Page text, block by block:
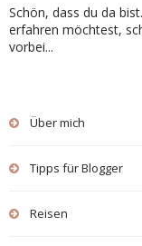
Schön, dass du da
erfahren möchtest,
vorbei...
Über mich
Tipps für Blogger
Reisen